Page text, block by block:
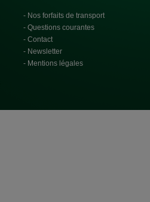
- Nos forfaits de transport
- Questions courantes
- Contact
- Newsletter
- Mentions légales